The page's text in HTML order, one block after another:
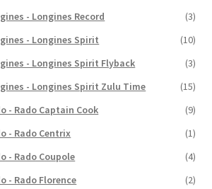
- Longines Record
(3)
- Longines Spirit
(10)
- Longines Spirit Flyback
(3)
- Longines Spirit Zulu Time
(15)
- Rado Captain Cook
(9)
- Rado Centrix
(1)
- Rado Coupole
(4)
- Rado Florence
(2)